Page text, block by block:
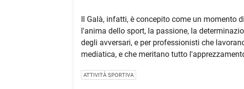
Il Galà, infatti, è concepito come un momento
l'anima dello sport, la passione, la
degli avversari, e per professionisti che
mediatica, e che meritano tutto
ATTIVITÀ SPORTIVA